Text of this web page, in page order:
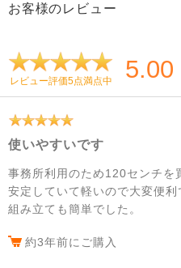
お客様のレビュー
レビュー評価5点満点中 5.00
使いやすいです
事務所利用のため120センチを
安定していて軽いので大変便利
組み立ても簡単でした。
約3年前にご購入